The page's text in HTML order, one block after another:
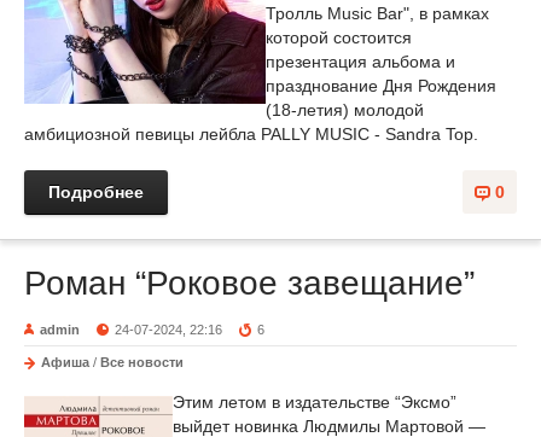
Тролль Music Bar", в рамках
которой состоится
презентация альбома и
празднование Дня Рождения
(18-летия) молодой
амбициозной певицы лейбла PALLY MUSIC - Sandra Top.
0
Подробнее
Роман “Роковое завещание”
admin 24-07-2024, 22:16 6
Афиша / Все новости
Этим летом в издательстве “Эксмо”
выйдет новинка Людмилы Мартовой —